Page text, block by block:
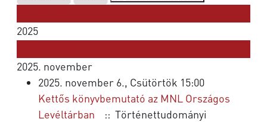
2025
2025. november
2025. november 6., Csütörtök 15:00
Kettős könyvbemutató az MNL Országos
Levéltárban
:: Történettudományi